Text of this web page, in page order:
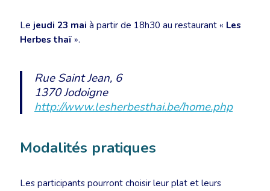
Le jeudi 23 mai à partir de 18h30 au restaurant « Les
Herbes thaï ».
Rue Saint Jean, 6
1370 Jodoigne
http://www.lesherbesthai.be/home.php
Modalités pratiques
Les participants pourront choisir leur plat et leurs